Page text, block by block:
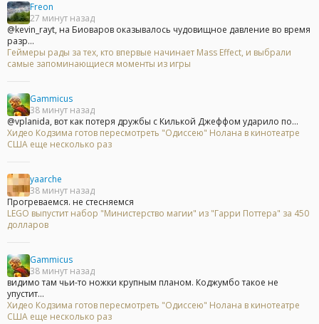
Freon
27 минут назад
@kevin_rayt, на Биоваров оказывалось чудовищное давление во время
разр...
Геймеры рады за тех, кто впервые начинает Mass Effect, и выбрали
самые запоминающиеся моменты из игры
Gammicus
38 минут назад
@vplanida, вот как потеря дружбы с Килькой Джеффом ударило по...
Хидео Кодзима готов пересмотреть "Одиссею" Нолана в кинотеатре
США еще несколько раз
yaarche
38 минут назад
Прогреваемся. не стесняемся
LEGO выпустит набор "Министерство магии" из "Гарри Поттера" за 450
долларов
Gammicus
38 минут назад
видимо там чьи-то ножки крупным планом. Коджумбо такое не
упустит...
Хидео Кодзима готов пересмотреть "Одиссею" Нолана в кинотеатре
США еще несколько раз